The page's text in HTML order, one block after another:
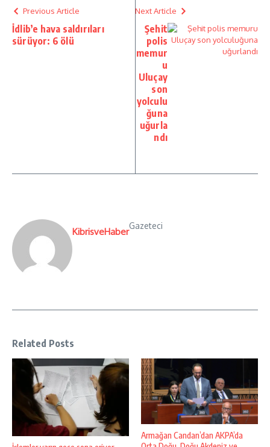
Previous Article
İdlib’e hava saldırıları
sürüyor: 6 ölü
Next Article
Şehit
polis
memur
u
Uluçay
son
yolculu
ğuna
uğurla
ndı
KibrisveHaber
Gazeteci
Related Posts
Armağan Candan’dan AKPA’da